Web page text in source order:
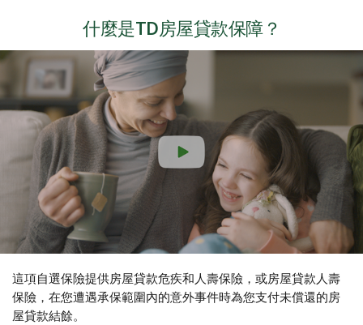
什麼是TD房屋貸款保障？
這項自選保險提供房屋貸款危疾和人壽保險，或房屋貸款人壽
保險，在您遭遇承保範圍內的意外事件時為您支付未償還的房
屋貸款結餘。